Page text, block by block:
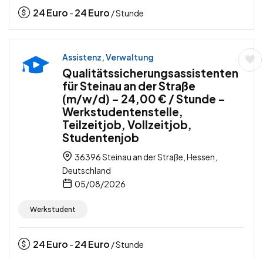
24Euro - 24Euro / Stunde
Assistenz, Verwaltung
Qualitätssicherungsassistenten
für Steinau an der Straße
(m/w/d) – 24,00 € / Stunde –
Werkstudentenstelle,
Teilzeitjob, Vollzeitjob,
Studentenjob
36396 Steinau an der Straße, Hessen,
Deutschland
05/08/2026
Werkstudent
24Euro - 24Euro / Stunde